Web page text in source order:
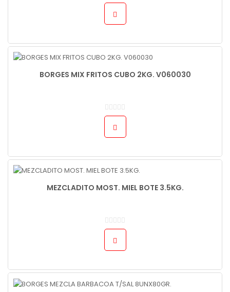
BORGES MIX FRITOS CUBO 2KG. V060030
MEZCLADITO MOST. MIEL BOTE 3.5KG.